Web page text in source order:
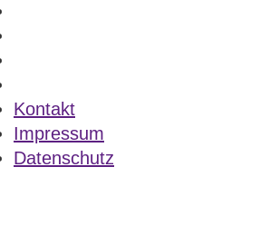
Kontakt
Impressum
Datenschutz